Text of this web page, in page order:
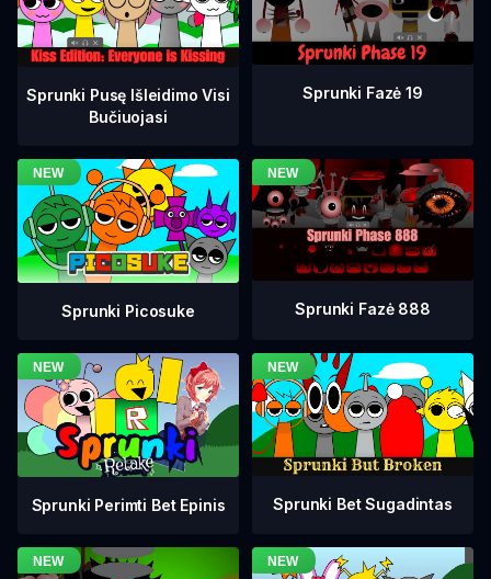
Sprunki Pusę Išleidimo Visi
Bučiuojasi
Sprunki Fazė 19
Sprunki Picosuke Sprunki Fazė 888
Sprunki Perimti Bet Epinis Sprunki Bet Sugadintas